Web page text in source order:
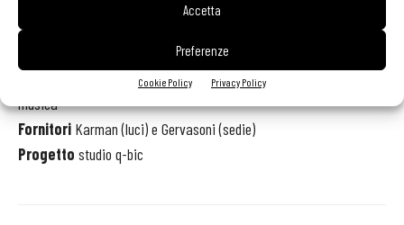
Accetta
Preferenze
Cookie Policy Privacy Policy
Via de' Ginori 8r, Firenze
a sedere 90 ristorante, 80 caffetteria e cocktail bar, 80 area
musica
Fornitori Karman (luci) e Gervasoni (sedie)
Progetto studio q-bic